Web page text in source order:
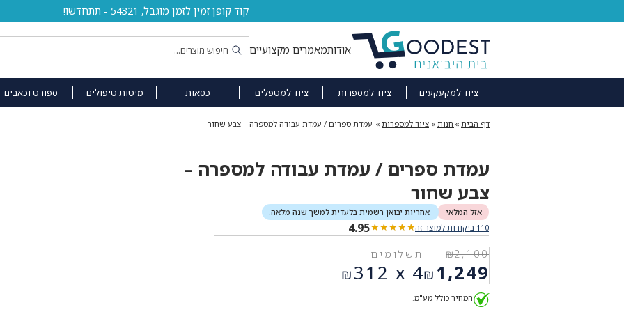
קוד קופן זמין לזמן מוגבל, 54321 - תתחדשו!
אודותמאמרים מקצועיים
ציוד למקעקעים ציוד למספרות ציוד למטפלים כסאות מיטות טיפולים ספורט וכאבים
דף הבית » חנות » ציוד למספרות » עמדת ספרים / עמדת עבודה למספרה – צבע שחור
עמדת ספרים / עמדת עבודה למספרה –
צבע שחור
אזל המלאי
אחריות יבואן רשמית בלעדית למשך שנה מלאה.
110 ביקורות למוצר זה
★★★★★
★★★★★
4.95
₪2,100
המחיר
המקורי
היה:
₪2,100.
₪1,249
המחיר
הנוכחי
תשלומים
4 x
₪312
המחיר כולל מע"מ.